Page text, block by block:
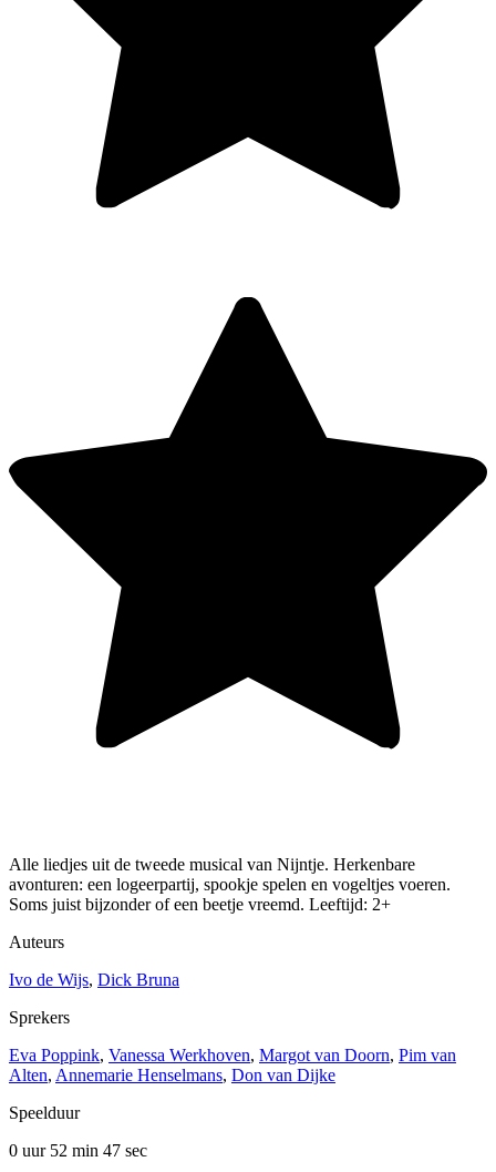
Alle liedjes uit de tweede musical van Nijntje. Herkenbare
avonturen: een logeerpartij, spookje spelen en vogeltjes voeren.
Soms juist bijzonder of een beetje vreemd. Leeftijd: 2+
Auteurs
Ivo de Wijs, Dick Bruna
Sprekers
Eva Poppink, Vanessa Werkhoven, Margot van Doorn, Pim van
Alten, Annemarie Henselmans, Don van Dijke
Speelduur
0 uur 52 min 47 sec